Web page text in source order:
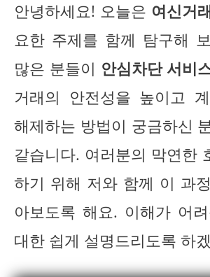
안녕하세요! 오늘은 여신거
요한 주제를 함께 탐구해
많은 분들이 안심차단 서비
거래의 안전성을 높이고
해제하는 방법이 궁금하신
같습니다. 여러분의 막연한
하기 위해 저와 함께 이 과
아보도록 해요. 이해가 어
대한 쉽게 설명드리도록 하